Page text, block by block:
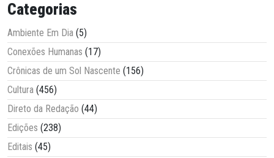
Categorias
Ambiente Em Dia (5)
Conexões Humanas (17)
Crônicas de um Sol Nascente (156)
Cultura (456)
Direto da Redação (44)
Edições (238)
Editais (45)